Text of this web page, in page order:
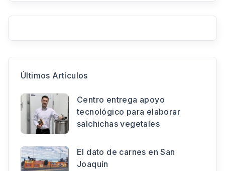
Últimos Artículos
Centro entrega apoyo
tecnológico para elaborar
salchichas vegetales
El dato de carnes en San
Joaquín